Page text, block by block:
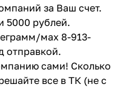
за Ваш счет.
5000 рублей.
мах 8-913-
отправкой.
сами! Сколько
все в ТК (не с